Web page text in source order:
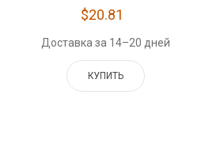
$20.81
Доставка за 14–20 дней
КУПИТЬ